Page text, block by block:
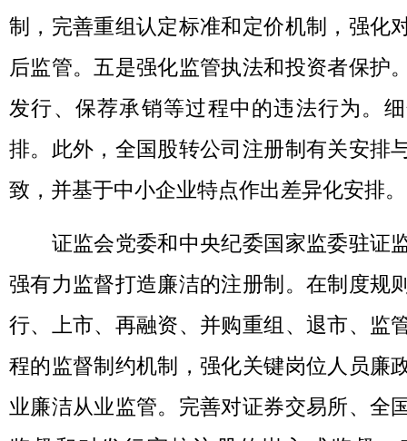
制，完善重组认定标准和定价机制，强化
后监管。五是强化监管执法和投资者保护
发行、保荐承销等过程中的违法行为。
排。此外，全国股转公司注册制有关安排
致，并基于中小企业特点作出差异化安排。
证监会党委和中央纪委国家监委驻证
强有力监督打造廉洁的注册制。在制度规
行、上市、再融资、并购重组、退市、监
程的监督制约机制，强化关键岗位人员廉
业廉洁从业监管。完善对证券交易所、全